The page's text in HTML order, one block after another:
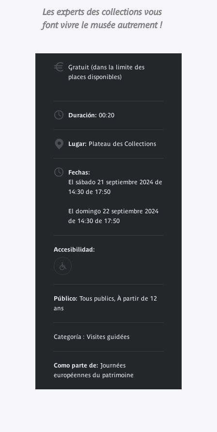
Les experts des collections vous
font vivre le musée autrement !
Gratuit (dans la limite des
places disponibles)
Duración: 00:20
Lugar: Plateau des Collections
Fechas:
El sábado 21 septiembre 2024 de
14:30 de 17:50
El domingo 22 septiembre 2024
de 14:30 de 17:50
Accesibilidad:
Público: Tous publics, À partir de 12
ans
Categoría : Visites guidées
Como parte de: Journées
européennes du patrimoine